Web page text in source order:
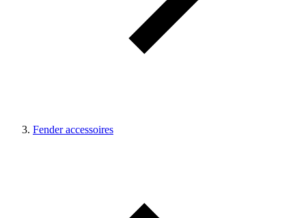
Fender accessoires